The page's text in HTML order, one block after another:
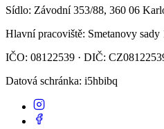
Sídlo: Závodní 353/88, 360 06
Hlavní pracoviště: Smetanovy
IČO: 08122539 · DIČ:
Datová schránka: i5hbibq